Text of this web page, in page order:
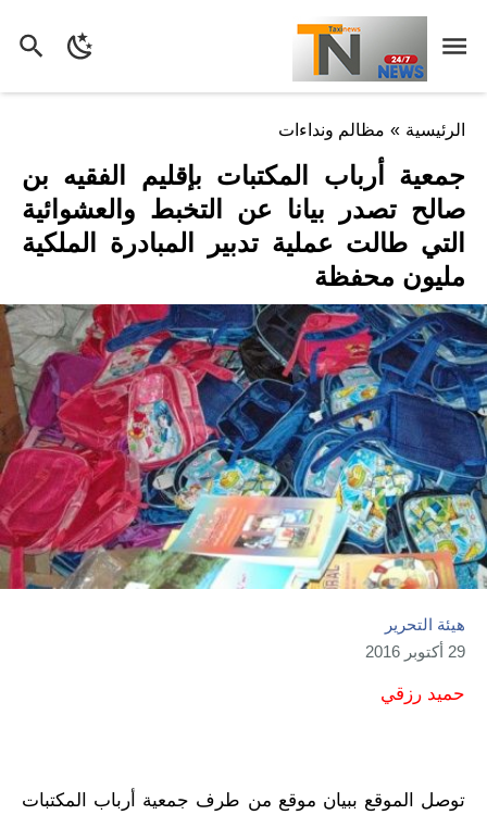
الرئيسية » مظالم ونداءات
جمعية أرباب المكتبات بإقليم الفقيه بن
صالح تصدر بيانا عن التخبط والعشوائية
التي طالت عملية تدبير المبادرة الملكية
مليون محفظة
هيئة التحرير
29 أكتوبر 2016
حميد رزقي
توصل الموقع ببيان موقع من طرف جمعية أرباب المكتبات